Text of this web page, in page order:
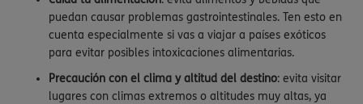
puedan causar problemas gastrointestinales. Ten esto en
cuenta especialmente si vas a viajar a países exóticos
para evitar posibles intoxicaciones alimentarias.
Precaución con el clima y altitud del destino: evita visitar
lugares con climas extremos o altitudes muy altas, ya